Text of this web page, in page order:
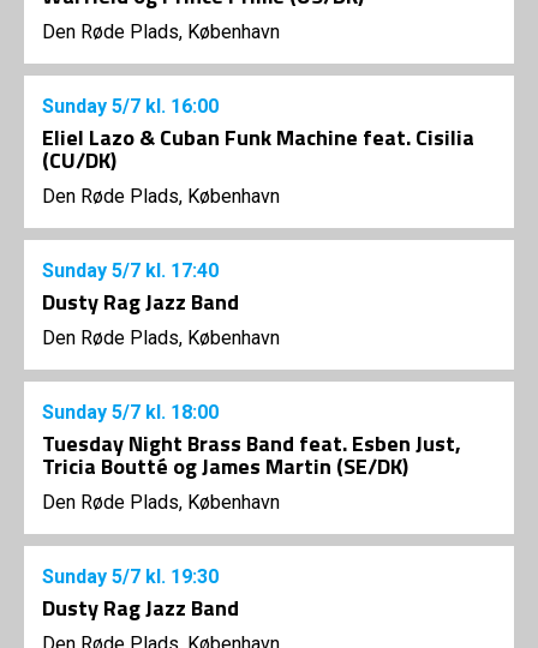
Den Røde Plads, København
Sunday 5/7 kl. 16:00
Eliel Lazo & Cuban Funk Machine feat. Cisilia
(CU/DK)
Den Røde Plads, København
Sunday 5/7 kl. 17:40
Dusty Rag Jazz Band
Den Røde Plads, København
Sunday 5/7 kl. 18:00
Tuesday Night Brass Band feat. Esben Just,
Tricia Boutté og James Martin (SE/DK)
Den Røde Plads, København
Sunday 5/7 kl. 19:30
Dusty Rag Jazz Band